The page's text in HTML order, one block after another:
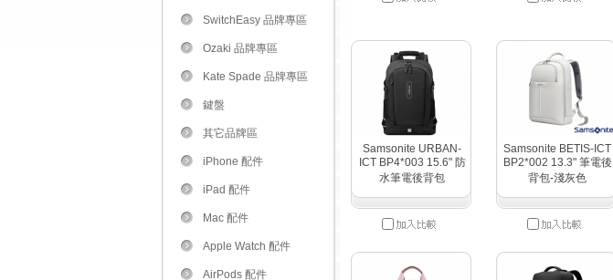
SwitchEasy 品牌專區
Ozaki 品牌專區
Kate Spade 品牌專區
鍵盤
其它品牌區
iPhone 配件
iPad 配件
Mac 配件
Apple Watch 配件
AirPods 配件
Samsonite URBAN-
ICT BP4*003 15.6" 防
水筆電後背包
Samsonite BETIS-ICT
BP2*002 13.3" 筆電後
背包-淺灰色